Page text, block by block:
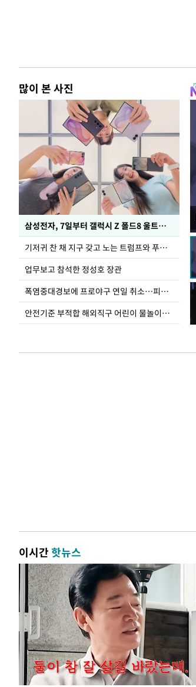
많이 본 사진
삼성전자, 7일부터 갤럭시 Z 폴드8 울트라·폴드8·플립8 출시
기저귀 찬 채 지구 갖고 노는 트럼프와 푸틴 형상 미로
업무보고 참석한 정성호 장관
폭염중대경보에 프로야구 연일 취소…피칭 연습장 '52도'
안전기준 부적합 해외직구 어린이 물놀이용품 판매 중단 요청한 서울시
이시간핫뉴스